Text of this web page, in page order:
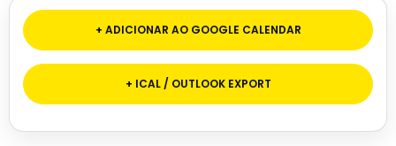
+ ADICIONAR AO GOOGLE CALENDAR
+ ICAL / OUTLOOK EXPORT